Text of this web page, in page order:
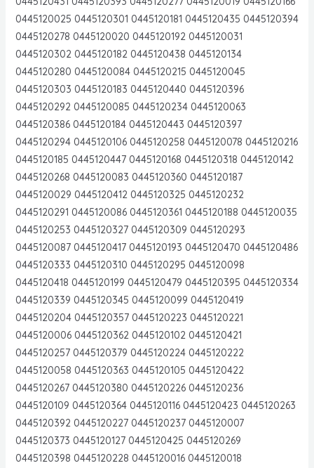
0445120025 0445120301 0445120181 0445120435 0445120394
0445120278 0445120020 0445120192 0445120031
0445120302 0445120182 0445120438 0445120134
0445120280 0445120084 0445120215 0445120045
0445120303 0445120183 0445120440 0445120396
0445120292 0445120085 0445120234 0445120063
0445120386 0445120184 0445120443 0445120397
0445120294 0445120106 0445120258 0445120078 0445120216
0445120185 0445120447 0445120168 0445120318 0445120142
0445120268 0445120083 0445120360 0445120187
0445120029 0445120412 0445120325 0445120232
0445120291 0445120086 0445120361 0445120188 0445120035
0445120253 0445120327 0445120309 0445120293
0445120087 0445120417 0445120193 0445120470 0445120486
0445120333 0445120310 0445120295 0445120098
0445120418 0445120199 0445120479 0445120395 0445120334
0445120339 0445120345 0445120099 0445120419
0445120204 0445120357 0445120223 0445120221
0445120006 0445120362 0445120102 0445120421
0445120257 0445120379 0445120224 0445120222
0445120058 0445120363 0445120105 0445120422
0445120267 0445120380 0445120226 0445120236
0445120109 0445120364 0445120116 0445120423 0445120263
0445120392 0445120227 0445120237 0445120007
0445120373 0445120127 0445120425 0445120269
0445120398 0445120228 0445120016 0445120018